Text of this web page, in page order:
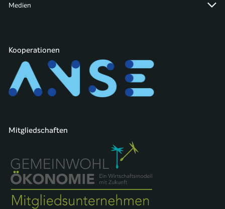
Medien
Kooperationen
Mitgliedschaften